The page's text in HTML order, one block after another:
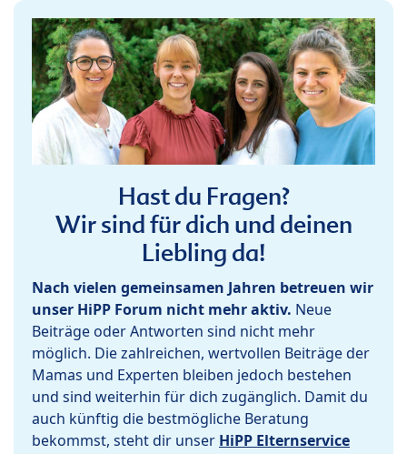
Hast du Fragen?
Wir sind für dich und deinen
Liebling da!
Nach vielen gemeinsamen Jahren betreuen wir
unser HiPP Forum nicht mehr aktiv. Neue
Beiträge oder Antworten sind nicht mehr
möglich. Die zahlreichen, wertvollen Beiträge der
Mamas und Experten bleiben jedoch bestehen
und sind weiterhin für dich zugänglich. Damit du
auch künftig die bestmögliche Beratung
bekommst, steht dir unser HiPP Elternservice